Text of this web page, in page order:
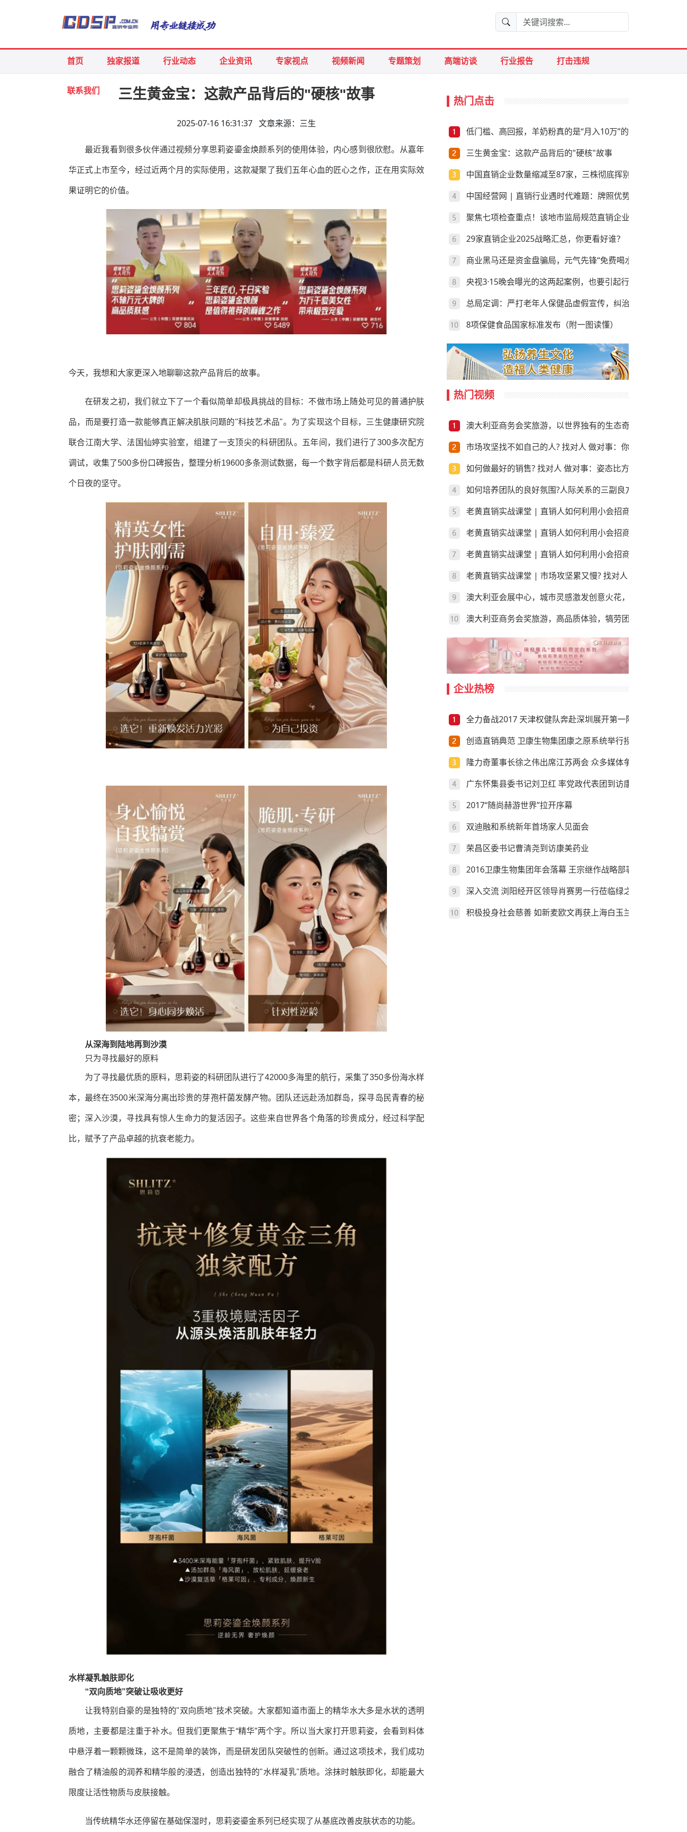
首页 独家报道 行业动态 企业资讯 专家视点 视频新闻 专题策划 高端访谈 行业报告 打击违规
联系我们 三生黄金宝：这款产品背后的"硬核"故事
2025-07-16 16:31:37 文章来源：三生
最近我看到很多伙伴通过视频分享思莉姿鎏金焕颜系列的使用体验，内心感到很欣慰。从嘉年
华正式上市至今，经过近两个月的实际使用，这款凝聚了我们五年心血的匠心之作，正在用实际效
果证明它的价值。
今天，我想和大家更深入地聊聊这款产品背后的故事。
在研发之初，我们就立下了一个看似简单却极具挑战的目标：不做市场上随处可见的普通护肤
品，而是要打造一款能够真正解决肌肤问题的"科技艺术品"。为了实现这个目标，三生健康研究院
联合江南大学、法国仙婷实验室，组建了一支顶尖的科研团队。五年间，我们进行了300多次配方
调试，收集了500多份口碑报告，整理分析19600多条测试数据，每一个数字背后都是科研人员无数
个日夜的坚守。
从深海到陆地再到沙漠
只为寻找最好的原料
为了寻找最优质的原料，思莉姿的科研团队进行了42000多海里的航行，采集了350多份海水样
本，最终在3500米深海分离出珍贵的芽孢杆菌发酵产物。团队还远赴汤加群岛，探寻岛民青春的秘
密；深入沙漠，寻找具有惊人生命力的复活因子。这些来自世界各个角落的珍贵成分，经过科学配
比，赋予了产品卓越的抗衰老能力。
水样凝乳触肤即化
“双向质地”突破让吸收更好
让我特别自豪的是独特的"双向质地"技术突破。大家都知道市面上的精华水大多是水状的透明
质地，主要都是注重于补水。但我们更聚焦于“精华”两个字。所以当大家打开思莉姿，会看到料体
中悬浮着一颗颗微珠，这不是简单的装饰，而是研发团队突破性的创新。通过这项技术，我们成功
融合了精油般的润养和精华般的浸透，创造出独特的"水样凝乳"质地。涂抹时触肤即化，却能最大
限度让活性物质与皮肤接触。
当传统精华水还停留在基础保湿时，思莉姿鎏金系列已经实现了从基底改善皮肤状态的功能。
热门点击
低门槛、高回报，羊奶粉真的是“月入10万”的好生意？
三生黄金宝：这款产品背后的"硬核"故事
中国直销企业数量缩减至87家，三株彻底挥别直销
中国经营网 | 直销行业遇时代难题：牌照优势是否尚存
聚焦七项检查重点！该地市监局规范直销企业经营行为
29家直销企业2025战略汇总，你更看好谁？
商业黑马还是资金盘骗局，元气先锋“免费喝水赚钱”靠谱吗？
央视3·15晚会曝光的这两起案例，也要引起行业的足够重视
总局定调：严打老年人保健品虚假宣传，纠治违规异地执法
8项保健食品国家标准发布（附一图读懂）
热门视频
澳大利亚商务会奖旅游，以世界独有的生态奇观与前沿商务
市场攻坚找不如自己的人? 找对人 做对事：你需要“向上”推荐
如何做最好的销售? 找对人 做对事：姿态比方法更重要!
如何培养团队的良好氛围?人际关系的三副良方和三副毒药！
老黄直销实战课堂 | 直销人如何利用小会招商和销售？第三
老黄直销实战课堂 | 直销人如何利用小会招商和销售？第二
老黄直销实战课堂 | 直销人如何利用小会招商和销售？第一
老黄直销实战课堂 | 市场攻坚累又慢? 找对人 做对事：学会
澳大利亚会展中心，城市灵感激发创意火花，尽享“澳”世之美
澳大利亚商务会奖旅游，高品质体验，犒劳团队的“玩”美之地
企业热榜
全力备战2017 天津权健队奔赴深圳展开第一阶段冬训
创造直销典范 卫康生物集团康之原系统举行授旗仪式
隆力奇董事长徐之伟出席江苏两会 众多媒体争相采访
广东怀集县委书记刘卫红 率党政代表团到访康美药业
2017“随尚赫游世界”拉开序幕
双迪融和系统新年首场家人见面会
荣昌区委书记曹清尧到访康美药业
2016卫康生物集团年会落幕 王宗继作战略部署
深入交流 浏阳经开区领导肖赛男一行莅临绿之韵考察
积极投身社会慈善 如新麦欧文再获上海白玉兰纪念奖